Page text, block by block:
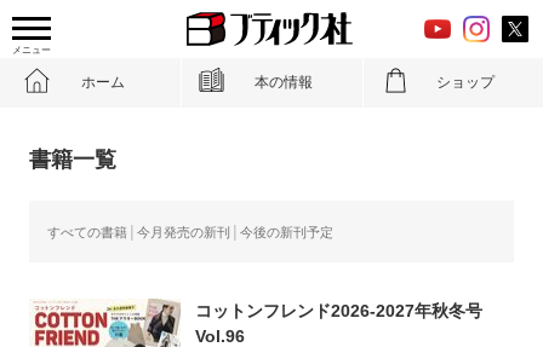
メニュー
ホーム 本の情報 ショップ
書籍一覧
すべての書籍 今月発売の新刊 今後の新刊予定
コットンフレンド2026-2027年秋冬号
Vol.96